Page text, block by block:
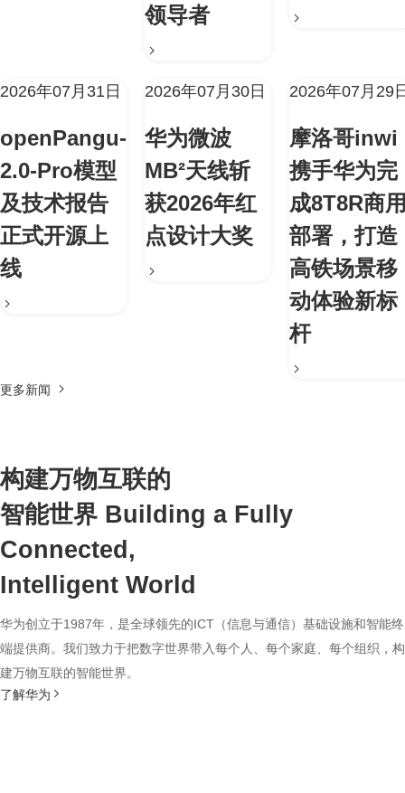
领导者
2026年07月31日
openPangu-
2.0-Pro模型
及技术报告
正式开源上
线
2026年07月30日
华为微波
MB²天线斩
获2026年红
点设计大奖
2026年07月29
摩洛哥inwi
携手华为完
成8T8R商
部署，打造
高铁场景移
动体验新标
杆
更多新闻
构建万物互联的
智能世界 Building a Fully
Connected,
Intelligent World
华为创立于1987年，是全球领先的ICT（信息与通信）基础设施和智能终
端提供商。我们致力于把数字世界带入每个人、每个家庭、每个组织，构
建万物互联的智能世界。
了解华为